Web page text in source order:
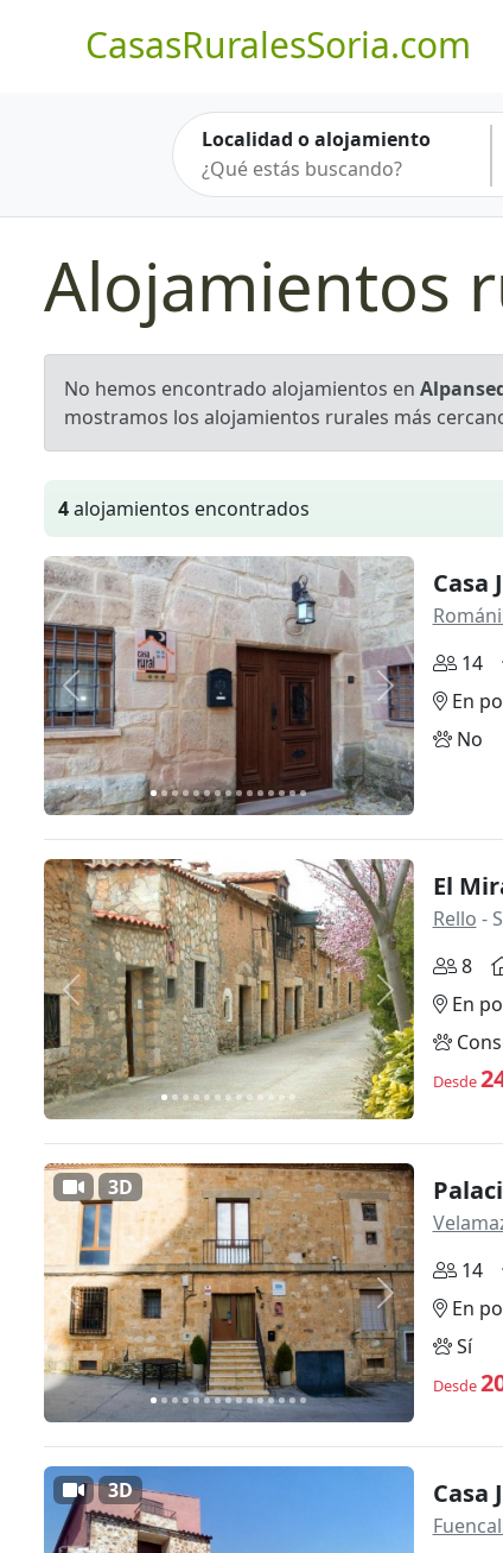
CasasRuralesSoria.com
Localidad o alojamiento
Alojamientos
No hemos encontrado alojamientos en
mostramos los alojamientos rurales más
4alojamientos encontrados
Anterior Siguiente
Casa
14
En
No
Anterior Siguiente
El
Rello -
8
En
Desde
Anterior Siguiente
3D
14
En
Sí
Desde
3D Casa